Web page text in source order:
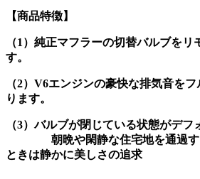
【商品特徴】
（1）純正マフラーの切替バルブをリ
す。
（2）V6エンジンの豪快な排気音を
ります。
（3）バルブが閉じている状態がデフ
朝晩や閑静な住宅地を通過する
ときは静かに美しさの追求